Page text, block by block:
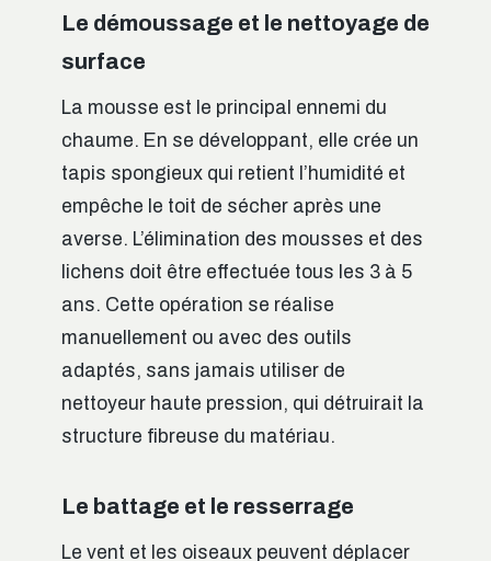
Le démoussage et le nettoyage de
surface
La mousse est le principal ennemi du
chaume. En se développant, elle crée un
tapis spongieux qui retient l’humidité et
empêche le toit de sécher après une
averse. L’élimination des mousses et des
lichens doit être effectuée tous les 3 à 5
ans. Cette opération se réalise
manuellement ou avec des outils
adaptés, sans jamais utiliser de
nettoyeur haute pression, qui détruirait la
structure fibreuse du matériau.
Le battage et le resserrage
Le vent et les oiseaux peuvent déplacer